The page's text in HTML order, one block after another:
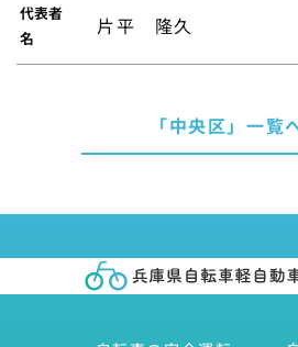
代表者
名
片平 隆久
「中央区」一